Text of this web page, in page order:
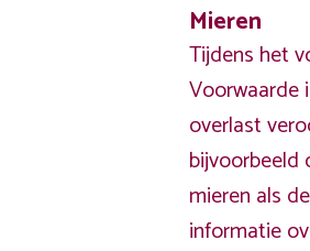
Mieren
Tijdens het
Voorwaarde
overlast
bijvoorbeeld
mieren als
informatie